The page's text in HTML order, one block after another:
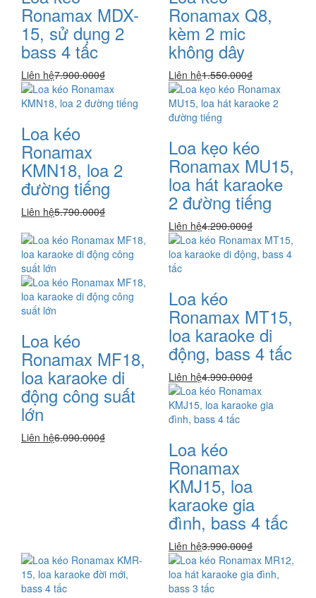
Ronamax MDX-
15, sử dụng 2
bass 4 tấc
Liên hệ7.900.000₫
Ronamax Q8,
kèm 2 mic
không dây
Liên hệ1.550.000₫
Loa kéo
Ronamax
KMN18, loa 2
đường tiếng
Liên hệ5.790.000₫
Loa kẹo kéo
Ronamax MU15,
loa hát karaoke
2 đường tiếng
Liên hệ4.290.000₫
Loa kéo
Ronamax MF18,
loa karaoke di
động công suất
lớn
Liên hệ6.090.000₫
Loa kéo
Ronamax MT15,
loa karaoke di
động, bass 4 tấc
Liên hệ4.990.000₫
Loa kéo
Ronamax
KMJ15, loa
karaoke gia
đình, bass 4 tấc
Liên hệ3.990.000₫